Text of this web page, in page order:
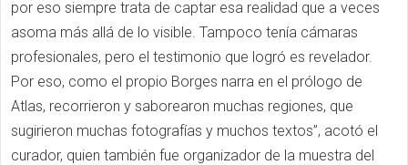
por eso siempre trata de captar esa realidad que a veces
asoma más allá de lo visible. Tampoco tenía cámaras
profesionales, pero el testimonio que logró es revelador.
Por eso, como el propio Borges narra en el prólogo de
Atlas, recorrieron y saborearon muchas regiones, que
sugirieron muchas fotografías y muchos textos”, acotó el
curador, quien también fue organizador de la muestra del